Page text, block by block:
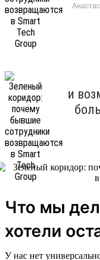
и
Что мы
хотели
У нас нет